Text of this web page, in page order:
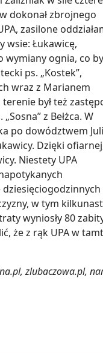
dokonał zbrojnego
zasilone
wsie: Łukawicę,
wymiany ognia, co
ps. „Kostek”,
wraz z Marianem
był też
z Bełżca. W
po dowództwem
Dzięki
Niestety UPA
w tym
wyniosły 80
że z rąk UPA w
zlubaczowa.pl,